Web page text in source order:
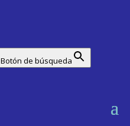
Botón de búsqueda